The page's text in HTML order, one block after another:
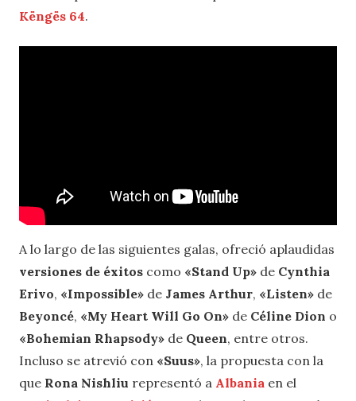
Këngës 64.
A lo largo de las siguientes galas, ofreció aplaudidas
versiones de éxitos como «Stand Up» de Cynthia
Erivo, «Impossible» de James Arthur, «Listen» de
Beyoncé, «My Heart Will Go On» de Céline Dion o
«Bohemian Rhapsody» de Queen, entre otros.
Incluso se atrevió con «Suus», la propuesta con la
que Rona Nishliu representó a Albania en el